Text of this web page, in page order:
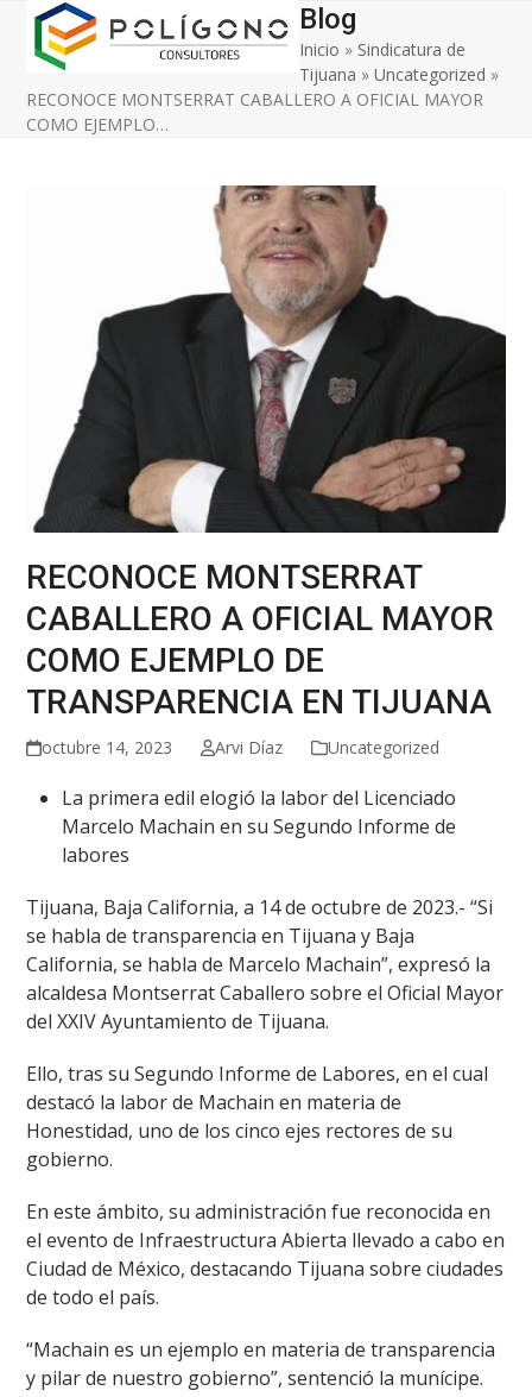
Skip
content
Open
mobile
menu
Close
mobile
menu
Blog
Inicio » Sindicatura de
Tijuana »Uncategorized »
RECONOCE MONTSERRAT CABALLERO A OFICIAL MAYOR
COMO EJEMPLO…
RECONOCE MONTSERRAT
CABALLERO A OFICIAL MAYOR
COMO EJEMPLO DE
TRANSPARENCIA EN TIJUANA
octubre 14, 2023 Arvi Díaz Uncategorized
La primera edil elogió la labor del Licenciado
Marcelo Machain en su Segundo Informe de
labores
Tijuana, Baja California, a 14 de octubre de 2023.- “Si
se habla de transparencia en Tijuana y Baja
California, se habla de Marcelo Machain”, expresó la
alcaldesa Montserrat Caballero sobre el Oficial Mayor
del XXIV Ayuntamiento de Tijuana.
Ello, tras su Segundo Informe de Labores, en el cual
destacó la labor de Machain en materia de
Honestidad, uno de los cinco ejes rectores de su
gobierno.
En este ámbito, su administración fue reconocida en
el evento de Infraestructura Abierta llevado a cabo en
Ciudad de México, destacando Tijuana sobre ciudades
de todo el país.
“Machain es un ejemplo en materia de transparencia
y pilar de nuestro gobierno”, sentenció la munícipe.